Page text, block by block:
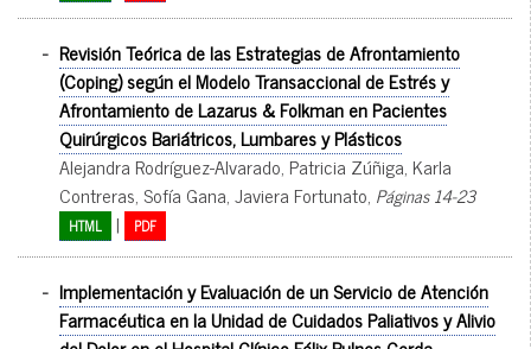
- Revisión Teórica de las Estrategias de Afrontamiento
(Coping) según el Modelo Transaccional de Estrés y
Afrontamiento de Lazarus & Folkman en Pacientes
Quirúrgicos Bariátricos, Lumbares y Plásticos
Alejandra Rodríguez-Alvarado, Patricia Zúñiga, Karla
Contreras, Sofía Gana, Javiera Fortunato, Páginas 14-23
HTML | PDF
- Implementación y Evaluación de un Servicio de Atención
Farmacéutica en la Unidad de Cuidados Paliativos y Alivio